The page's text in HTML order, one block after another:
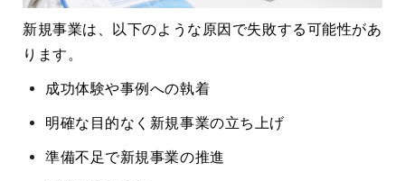
新規事業は、以下のような原因で失敗する可能性があ
ります。
成功体験や事例への執着
明確な目的なく新規事業の立ち上げ
準備不足で新規事業の推進